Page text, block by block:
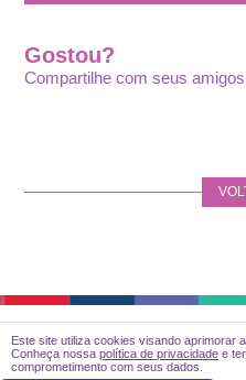
Gostou?
Compartilhe com seus
Este site utiliza cookies visando aprimorar
Conheça nossa política de privacidade e
comprometimento com seus dados.